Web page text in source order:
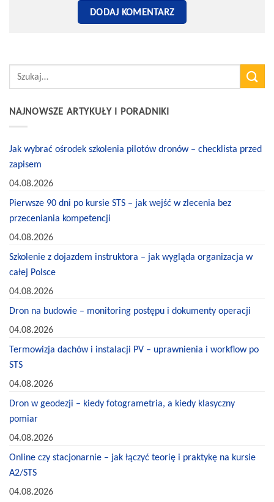
NAJNOWSZE ARTYKUŁY I PORADNIKI
Jak wybrać ośrodek szkolenia pilotów dronów – checklista przed
zapisem
04.08.2026
Pierwsze 90 dni po kursie STS – jak wejść w zlecenia bez
przeceniania kompetencji
04.08.2026
Szkolenie z dojazdem instruktora – jak wygląda organizacja w
całej Polsce
04.08.2026
Dron na budowie – monitoring postępu i dokumenty operacji
04.08.2026
Termowizja dachów i instalacji PV – uprawnienia i workflow po
STS
04.08.2026
Dron w geodezji – kiedy fotogrametria, a kiedy klasyczny
pomiar
04.08.2026
Online czy stacjonarnie – jak łączyć teorię i praktykę na kursie
A2/STS
04.08.2026